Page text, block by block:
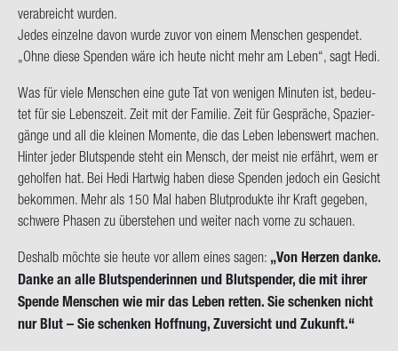
ver­ab­reicht wur­den.
Jedes ein­zel­ne davon wurde zuvor von einem Men­schen ge­spen­det.
„Ohne diese Spen­den wäre ich heute nicht mehr am Leben“, sagt Hedi.
Was für viele Men­schen eine gute Tat von we­ni­gen Mi­nu­ten ist, be­deu­
tet für sie Le­bens­zeit. Zeit mit der Fa­mi­lie. Zeit für Ge­sprä­che, Spa­zier­
gän­ge und all die klei­nen Mo­men­te, die das Leben le­bens­wert ma­chen.
Hin­ter jeder Blut­spen­de steht ein Mensch, der meist nie er­fährt, wem er
ge­hol­fen hat. Bei Hedi Hart­wig haben diese Spen­den je­doch ein Ge­sicht
be­kom­men. Mehr als 150 Mal haben Blut­pro­duk­te ihr Kraft ge­ge­ben,
schwe­re Pha­sen zu über­ste­hen und wei­ter nach vorne zu schau­en.
Des­halb möch­te sie heute vor allem eines sagen: „Von Her­zen danke.
Danke an alle Blut­spen­de­rin­nen und Blut­spen­der, die mit ihrer
Spen­de Men­schen wie mir das Leben ret­ten. Sie schen­ken nicht
nur Blut – Sie schen­ken Hoff­nung, Zu­ver­sicht und Zu­kunft.“